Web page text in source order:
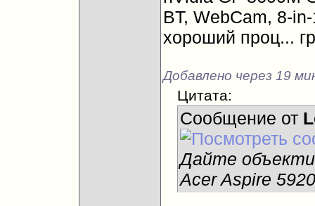
BT, WebCam, 8-
хороший проц...
Добавлено через 19
Цитата:
Сообщение от
Дайте
Acer Aspire